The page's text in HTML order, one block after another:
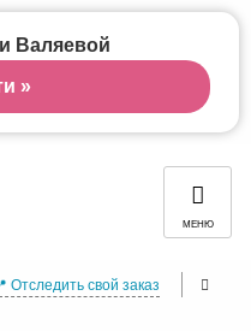
МЕНЮ
Отследить свой заказ
Валяевой
»